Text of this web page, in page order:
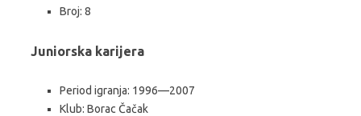
Broj: 8
Juniorska karijera
Period igranja: 1996—2007
Klub: Borac Čačak